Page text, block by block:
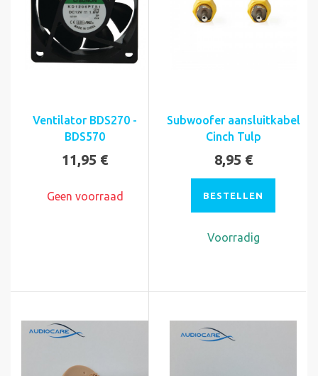
Ventilator BDS270 -
BDS570
11,95 €
Geen voorraad
Subwoofer aansluitkabel
Cinch Tulp
8,95 €
BESTELLEN
Voorradig